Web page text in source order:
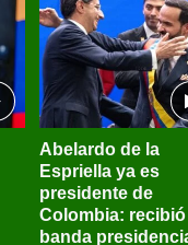
Abelardo de la
Espriella ya es
presidente de
Colombia: recibió
banda